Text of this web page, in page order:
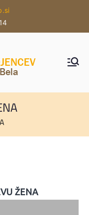
JAVO
BELA
k -
ŽENA